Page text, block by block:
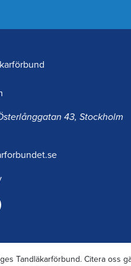
43, Stockholm
Tandläkarförbund. Citera oss